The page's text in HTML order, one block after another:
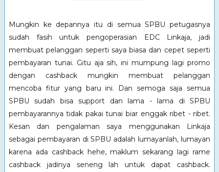
Mungkin ke depannya itu di semua SPBU petugasnya
sudah fasih untuk pengoperasian EDC Linkaja, jadi
membuat pelanggan seperti saya biasa dan cepet seperti
pembayaran tunai. Gitu aja sih, ini mumpung lagi promo
dengan cashback mungkin membuat pelanggan
mencoba fitur yang baru ini. Dan semoga saja semua
SPBU sudah bisa support dan lama - lama di SPBU
pembayarannya tidak pakai tunai biar enggak ribet - ribet.
Kesan dan pengalaman saya menggunakan Linkaja
sebagai pembayaran di SPBU adalah lumayanlah, lumayan
karena ada cashback hehe, maklum sekarang lagi rame
cashback jadinya seneng lah untuk dapat cashback.